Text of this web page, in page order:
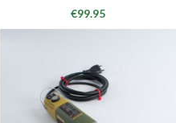
€99.95